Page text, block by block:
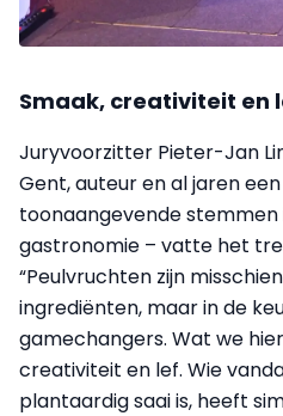
Smaak, creativiteit en
Juryvoorzitter Pieter-Jan
Gent, auteur en al jaren
toonaangevende
gastronomie – vatte het
“Peulvruchten zijn
ingrediënten, maar in de
gamechangers. Wat we
creativiteit en lef. Wie
plantaardig saai is, heeft